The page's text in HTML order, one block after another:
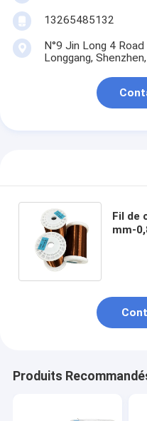
13265485132
N°9 Jin Long 4
Longgang,
Fil de
mm-
Produits